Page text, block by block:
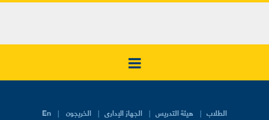
En الطلاب هيئة التدريس الجهاز الإدارى الخريجون